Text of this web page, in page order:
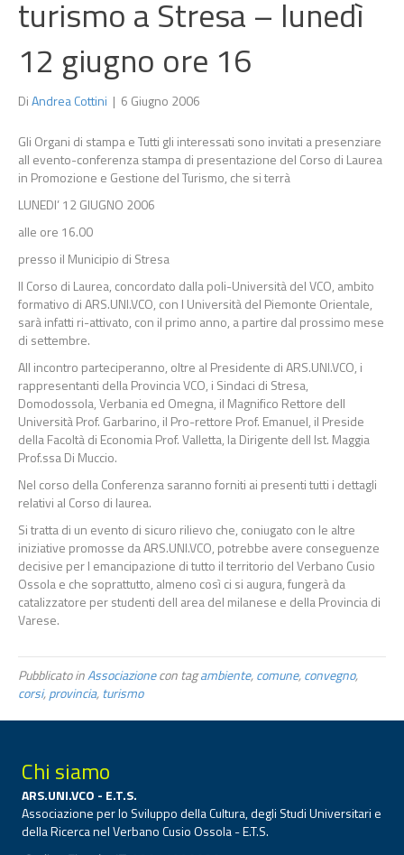
turismo a Stresa – lunedì
12 giugno ore 16
DiAndrea Cottini | 6 Giugno 2006
Gli Organi di stampa e Tutti gli interessati sono invitati a presenziare
all evento-conferenza stampa di presentazione del Corso di Laurea
in Promozione e Gestione del Turismo, che si terrà
LUNEDI’ 12 GIUGNO 2006
alle ore 16.00
presso il Municipio di Stresa
Il Corso di Laurea, concordato dalla poli-Università del VCO, ambito
formativo di ARS.UNI.VCO, con l Università del Piemonte Orientale,
sarà infatti ri-attivato, con il primo anno, a partire dal prossimo mese
di settembre.
All incontro parteciperanno, oltre al Presidente di ARS.UNI.VCO, i
rappresentanti della Provincia VCO, i Sindaci di Stresa,
Domodossola, Verbania ed Omegna, il Magnifico Rettore dell
Università Prof. Garbarino, il Pro-rettore Prof. Emanuel, il Preside
della Facoltà di Economia Prof. Valletta, la Dirigente dell Ist. Maggia
Prof.ssa Di Muccio.
Nel corso della Conferenza saranno forniti ai presenti tutti i dettagli
relativi al Corso di laurea.
Si tratta di un evento di sicuro rilievo che, coniugato con le altre
iniziative promosse da ARS.UNI.VCO, potrebbe avere conseguenze
decisive per l emancipazione di tutto il territorio del Verbano Cusio
Ossola e che soprattutto, almeno così ci si augura, fungerà da
catalizzatore per studenti dell area del milanese e della Provincia di
Varese.
Pubblicato inAssociazionecon tagambiente,comune,convegno,
corsi,provincia,turismo
Chi siamo
ARS.UNI.VCO - E.T.S.
Associazione per lo Sviluppo della Cultura, degli Studi Universitari e
della Ricerca nel Verbano Cusio Ossola - E.T.S.